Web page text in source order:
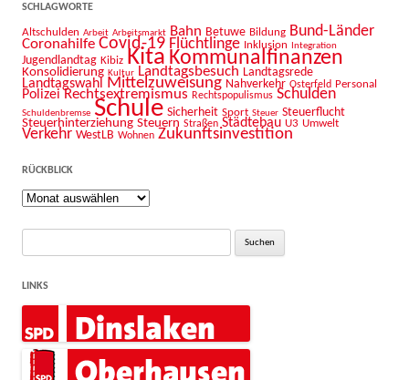
SCHLAGWORTE
Altschulden Arbeit Arbeitsmarkt Bahn Betuwe Bildung Bund-Länder
Coronahilfe Covid-19 Flüchtlinge Inklusion Integration
Jugendlandtag Kibiz Kita Kommunalfinanzen
Konsolidierung Kultur Landtagsbesuch Landtagsrede
Landtagswahl Mittelzuweisung Nahverkehr Osterfeld Personal
Polizei Rechtsextremismus Rechtspopulismus Schulden
Schuldenbremse Schule Sicherheit Sport Steuer Steuerflucht
Steuerhinterziehung Steuern Straßen Städtebau U3 Umwelt
Verkehr WestLB Wohnen Zukunftsinvestition
RÜCKBLICK
Rückblick
Suche
LINKS